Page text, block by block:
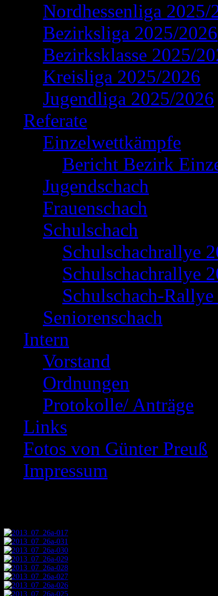
Nordhessenliga 2025/
Bezirksliga 2025/2026
Bezirksklasse 2025/
Kreisliga 2025/2026
Jugendliga 2025/2026
Referate
Einzelwettkämpfe
Bericht Bezirk
Jugendschach
Frauenschach
Schulschach
Schulschachrallye
Schulschachrallye
Schulschach-
Seniorenschach
Intern
Vorstand
Ordnungen
Protokolle/ Anträge
Links
Fotos von Günter Preuß
Impressum